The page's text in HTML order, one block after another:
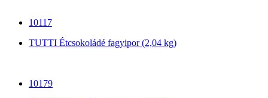
10117
TUTTI Étcsokoládé fagyipor (2,04 kg)
10179